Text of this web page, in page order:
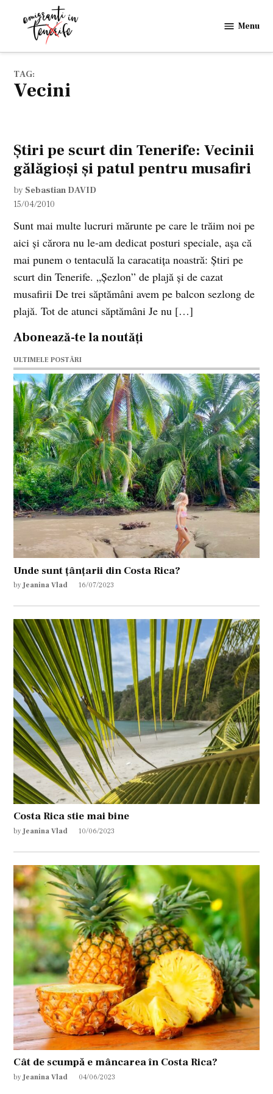
in
Menu
TAG:
vecini
Ştiri pe scurt din Tenerife: Vecinii
gălăgioşi şi patul pentru musafiri
by Sebastian DAVID
15/04/2010
Sunt mai multe lucruri mărunte pe care le trăim noi pe
aici şi cărora nu le-am dedicat posturi speciale, aşa că
mai punem o tentaculă la caracatiţa noastră: Ştiri pe
scurt din Tenerife. „Şezlon” de plajă şi de cazat
musafirii De trei săptămâni avem pe balcon sezlong de
plajă. Tot de atunci săptămâni Je nu […]
Abonează-te la noutăți
ULTIMELE POSTĂRI
Unde sunt țânțarii din Costa Rica?
by Jeanina Vlad 16/07/2023
Costa Rica stie mai bine
by Jeanina Vlad 10/06/2023
Cât de scumpă e mâncarea în Costa Rica?
by Jeanina Vlad 04/06/2023